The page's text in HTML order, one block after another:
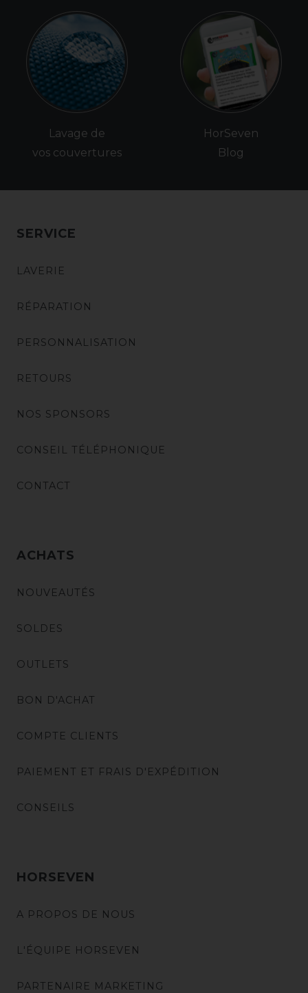
Lavage de
vos couvertures
HorSeven
Blog
SERVICE
LAVERIE
RÉPARATION
PERSONNALISATION
RETOURS
NOS SPONSORS
CONSEIL TÉLÉPHONIQUE
CONTACT
ACHATS
NOUVEAUTÉS
SOLDES
OUTLETS
BON D'ACHAT
COMPTE CLIENTS
PAIEMENT ET FRAIS D'EXPÉDITION
CONSEILS
HORSEVEN
A PROPOS DE NOUS
L'ÉQUIPE HORSEVEN
PARTENAIRE MARKETING